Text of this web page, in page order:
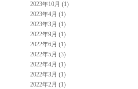
2023年10月 (1)
2023年4月 (1)
2023年3月 (1)
2022年9月 (1)
2022年6月 (1)
2022年5月 (3)
2022年4月 (1)
2022年3月 (1)
2022年2月 (1)